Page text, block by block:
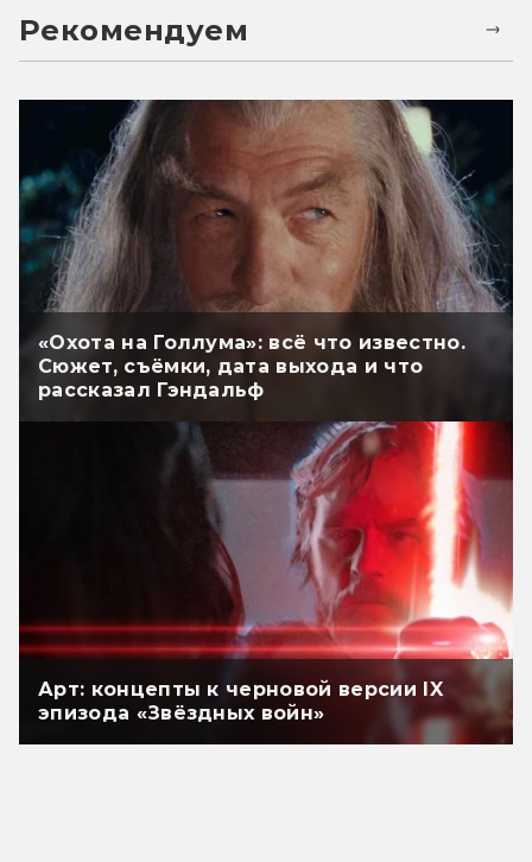
Рекомендуем
«Охота на Голлума»: всё что известно.
Сюжет, съёмки, дата выхода и что
рассказал Гэндальф
Арт: концепты к черновой версии IX
эпизода «Звёздных войн»